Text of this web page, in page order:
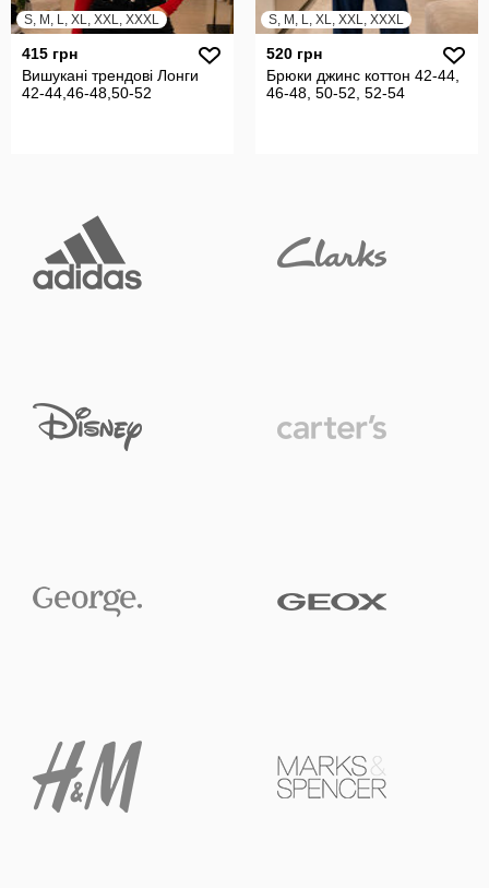
S, M, L, XL, XXL, XXXL
415 грн
Вишукані трендові Лонги
42-44,46-48,50-52
S, M, L, XL, XXL, XXXL
520 грн
Брюки джинс коттон 42-44,
46-48, 50-52, 52-54